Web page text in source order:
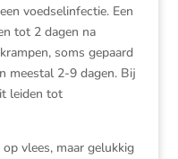
voedselinfectie. Een
tot 2 dagen na
soms gepaard
meestal 2-9 dagen. Bij
leiden tot
vlees, maar gelukkig